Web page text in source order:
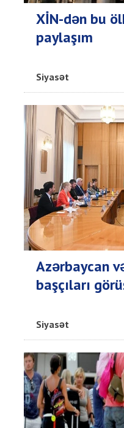
XİN-dən bu
paylaşım
Siyasət
Azərbaycan
başçıları
Siyasət